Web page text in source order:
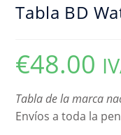
Tabla BD
€48.00
Tabla de la marca
Envíos a toda la